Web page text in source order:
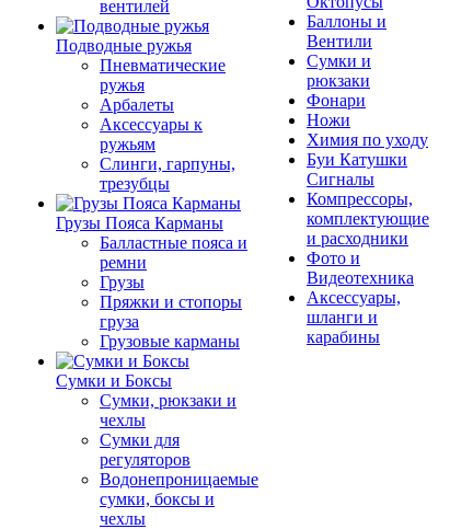
вентилей
Подводные ружья
Пневматические
ружья
Арбалеты
Аксессуары к
ружьям
Слинги, гарпуны,
трезубцы
Грузы Пояса Карманы
Балластные пояса и
ремни
Грузы
Пряжки и стопоры
груза
Грузовые карманы
Сумки и Боксы
Сумки, рюкзаки и
чехлы
Сумки для
регуляторов
Водонепроницаемые
сумки, боксы и
чехлы
Баллоны и
Вентили
Сумки и
рюкзаки
Фонари
Ножи
Химия по уходу
Буи Катушки
Сигналы
Компрессоры,
комплектующие
и расходники
Фото и
Видеотехника
Аксессуары,
шланги и
карабины